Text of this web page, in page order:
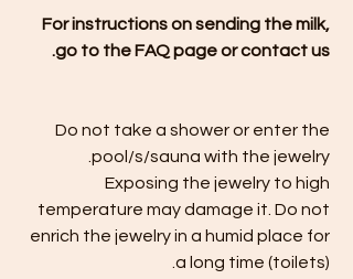
For instructions on sending the milk,
go to the FAQ page or contact us.
Do not take a shower or enter the
pool/s/sauna with the jewelry.
Exposing the jewelry to high
temperature may damage it. Do not
enrich the jewelry in a humid place for
a long time (toilets).